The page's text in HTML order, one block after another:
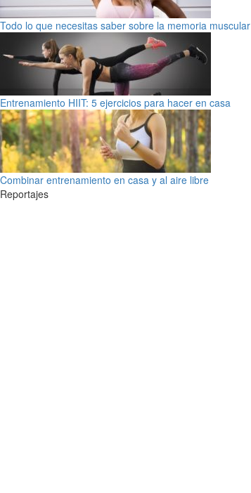
Todo lo que necesitas saber sobre la memoria muscular
Entrenamiento HIIT: 5 ejercicios para hacer en casa
Combinar entrenamiento en casa y al aire libre
Reportajes